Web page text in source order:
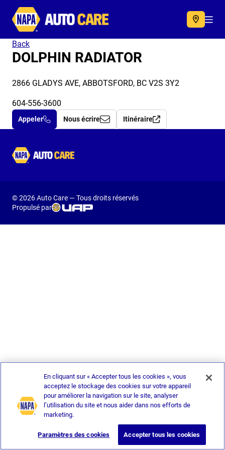
Autocare
Back
DOLPHIN RADIATOR
2866 GLADYS AVE, ABBOTSFORD, BC V2S 3Y2
604-556-3600
Appeler Nous écrire Itinéraire
Autocare
© 2026 Auto Care — Tous droits réservés
Propulsé par
En cliquant sur « Accepter tous les cookies », vous
acceptez le stockage des cookies sur votre appareil
pour améliorer la navigation sur le site, analyser
l’utilisation du site et nous aider dans nos efforts de
marketing.
Paramètres des cookies Accepter tous les cookies